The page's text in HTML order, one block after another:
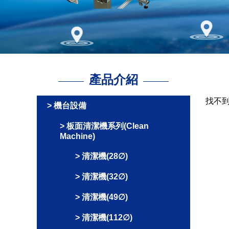
產品介紹
機台設備
板面清潔機系列(Clean
Machine)
清潔機(28∅)
清潔機(32∅)
清潔機(49∅)
清潔機(112∅)
找不